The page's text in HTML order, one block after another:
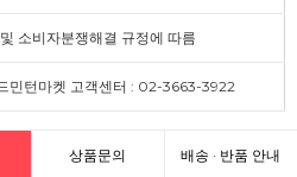
소비자분쟁해결 규정에 따름
민턴마켓 고객센터 : 02-3663-3922
상품문의 배송 · 반품 안내